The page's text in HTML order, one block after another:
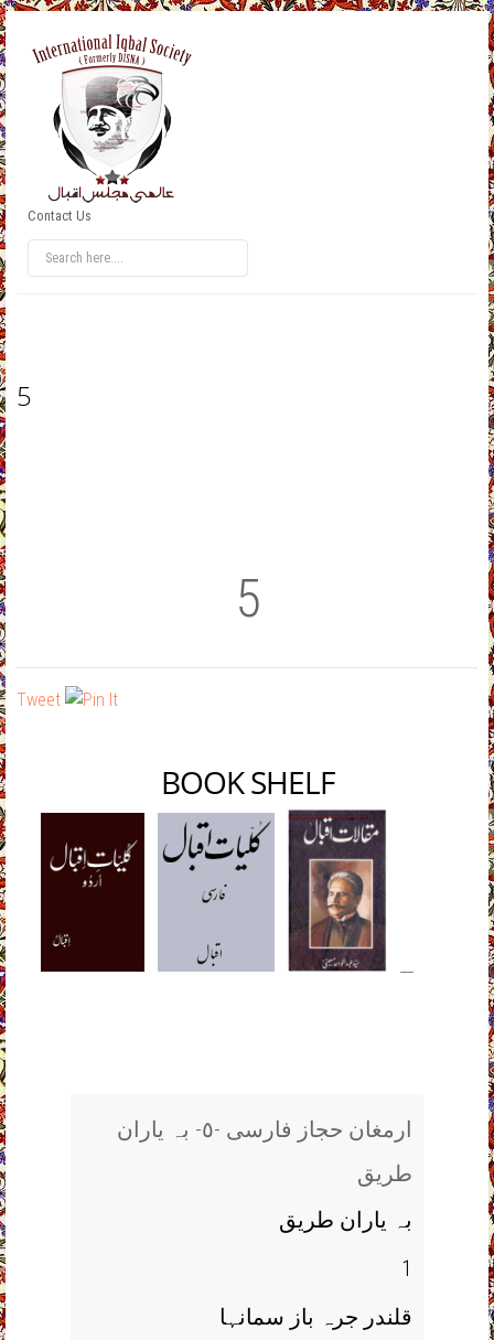
Contact Us
5
5
Tweet
BOOK SHELF
ارمغان حجاز فارسی -٥- بہ یاران
طریق
بہ یاران طریق
1
قلندر جرہ باز سمانہا